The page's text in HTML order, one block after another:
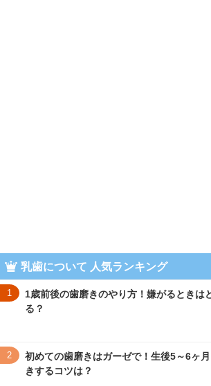
乳歯について 人気ランキング
1
1歳前後の歯磨きのやり方！嫌がるときは
る？
2
初めての歯磨きはガーゼで！生後5～6ヶ
きするコツは？